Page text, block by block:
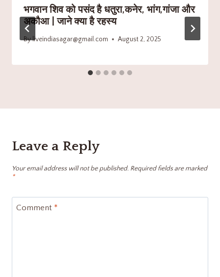
भगवान शिव को पसंद है धतुरा,कनेर, भांग,गांजा और
अकौआ | जाने क्या है रहस्य
Byliveindiasagar@gmail.com August 2, 2025
Leave a Reply
Your email address will not be published. Required fields are marked
*
Comment *